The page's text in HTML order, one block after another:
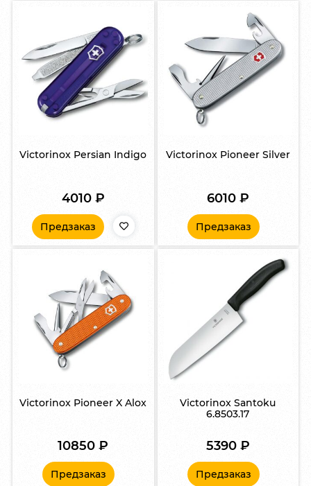
Victorinox Persian Indigo
4010 ₽
Предзаказ
Victorinox Pioneer Silver
6010 ₽
Предзаказ
Victorinox Pioneer X Alox
10850₽
Предзаказ
Victorinox Santoku
6.8503.17
5390 ₽
Предзаказ